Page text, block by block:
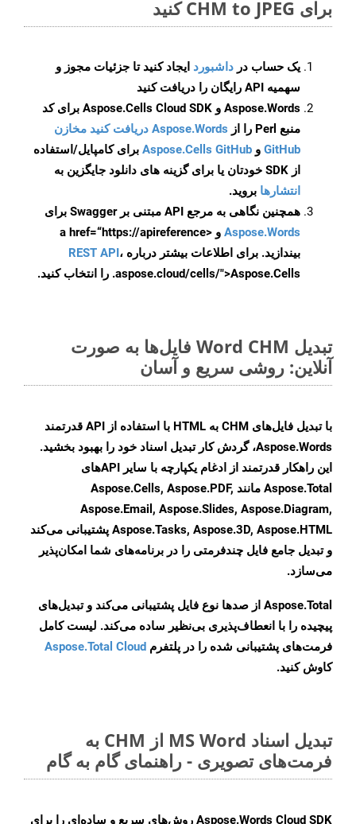
برای CHM to JPEG کنید
یک حساب در داشبورد ایجاد کنید تا جزئیات مجوز و
سهمیه API رایگان را دریافت کنید
Aspose.Words و Aspose.Cells Cloud SDK برای کد
منبع Perl را از
Aspose.Words دریافت کنید مخازن
GitHub و Aspose.Cells GitHub برای کامپایل/استفاده
از SDK خودتان یا برای گزینه های دانلود جایگزین به
انتشارها بروید.
همچنین نگاهی به مرجع API مبتنی بر Swagger برای
Aspose.Words
و <a href=“https://apireference
بیندازید. برای اطلاعات بیشتر درباره REST API،
.aspose.cloud/cells/">Aspose.Cells را انتخاب کنید.
تبدیل Word CHM فایل‌ها به صورت
آنلاین: روشی سریع و آسان
با تبدیل فایل‌های CHM به HTML با استفاده از API قدرتمند
Aspose.Words، گردش کار تبدیل اسناد خود را بهبود بخشید.
این راهکار قدرتمند از ادغام یکپارچه با سایر APIهای
Aspose.Total مانند Aspose.Cells, Aspose.PDF,
Aspose.Email, Aspose.Slides, Aspose.Diagram,
Aspose.Tasks, Aspose.3D, Aspose.HTML پشتیبانی می‌کند
و تبدیل جامع فایل چندفرمتی را در برنامه‌های شما امکان‌پذیر
می‌سازد.
Aspose.Total از صدها نوع فایل پشتیبانی می‌کند و تبدیل‌های
پیچیده را با انعطاف‌پذیری بی‌نظیر ساده می‌کند. لیست کامل
فرمت‌های پشتیبانی شده را در پلتفرم Aspose.Total Cloud
کاوش کنید.
تبدیل اسناد MS Word از CHM به
فرمت‌های تصویری - راهنمای گام به گام
Aspose.Words Cloud SDK روش‌های سریع و ساده‌ای را برای